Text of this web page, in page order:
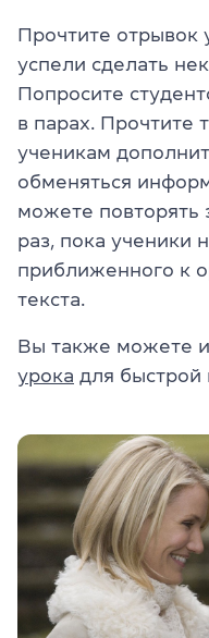
Прочтите отрывок
успели сделать
Попросите
в парах. Прочтите
ученикам
обменяться
можете повторять
раз, пока ученики
приближенного к
текста.
Вы также можете
урока для быстрой